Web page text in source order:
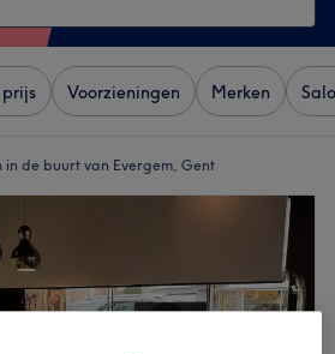
prijs Voorzieningen Merken
in de buurt van Evergem, Gent